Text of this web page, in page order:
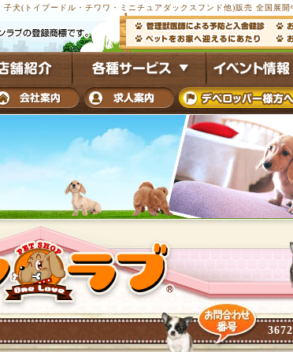
子犬(トイプードル・チワワ・ミニチュアダックスフンド他)販売 全国展